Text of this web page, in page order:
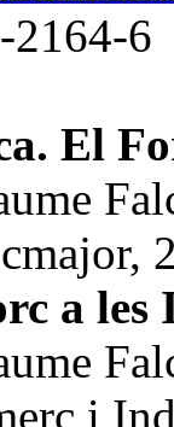
2164-6
El
a les
i